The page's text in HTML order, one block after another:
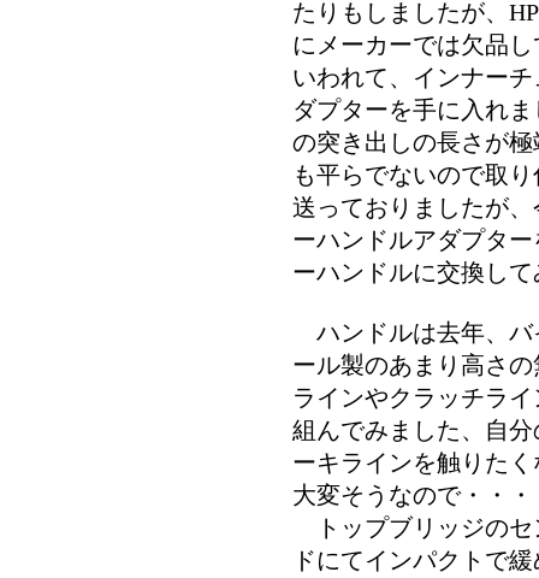
たりもしましたが、
にメーカーでは欠品
いわれて、インナー
ダプターを手に入れ
の突き出しの長さが
も平らでないので取
送っておりましたが
ーハンドルアダプタ
ーハンドルに交換し
ハンドルは去年、バ
ール製のあまり高さ
ラインやクラッチラ
組んでみました、自
ーキラインを触りた
大変そうなので・・・
トップブリッジのセ
ドにてインパクトで